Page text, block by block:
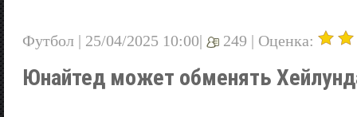
Футбол | 25/04/2025 10:00| 249 | Оценка:
Юнайтед может обменять